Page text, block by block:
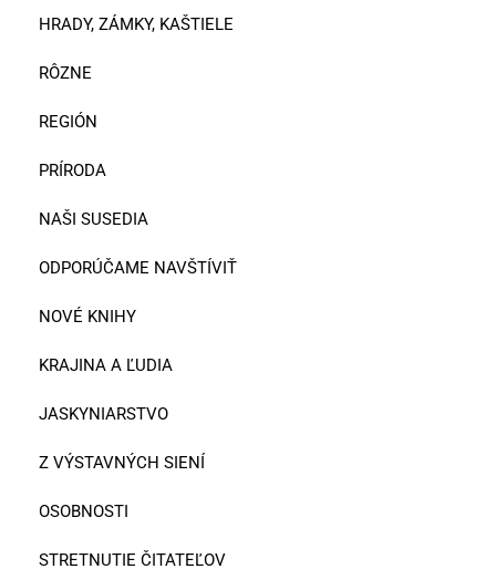
HRADY, ZÁMKY, KAŠTIELE
RÔZNE
REGIÓN
PRÍRODA
NAŠI SUSEDIA
ODPORÚČAME NAVŠTÍVIŤ
NOVÉ KNIHY
KRAJINA A ĽUDIA
JASKYNIARSTVO
Z VÝSTAVNÝCH SIENÍ
OSOBNOSTI
STRETNUTIE ČITATEĽOV